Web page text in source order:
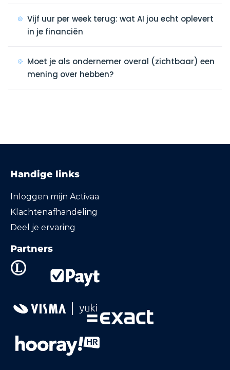
Vijf uur per week terug: wat AI jou echt oplevert
in je financiën
Moet je als ondernemer overal (zichtbaar) een
mening over hebben?
Handige links
Inloggen mijn Activaa
Klachtenafhandeling
Deel je ervaring
Partners